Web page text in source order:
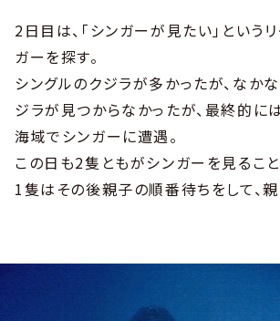
2日目は、「シンガーが見たい」というリ
ガーを探す。
シングルのクジラが多かったが、なか
ジラが見つからなかったが、最終的に
海域でシンガーに遭遇。
この日も2隻ともがシンガーを見ること
1隻はその後親子の順番待ちをして、